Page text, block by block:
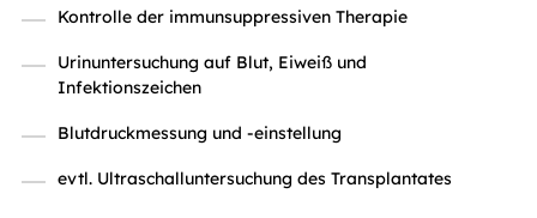
Kontrolle der immunsuppressiven Therapie
Urinuntersuchung auf Blut, Eiweiß und
Infektionszeichen
Blutdruckmessung und -einstellung
evtl. Ultraschalluntersuchung des Transplantates